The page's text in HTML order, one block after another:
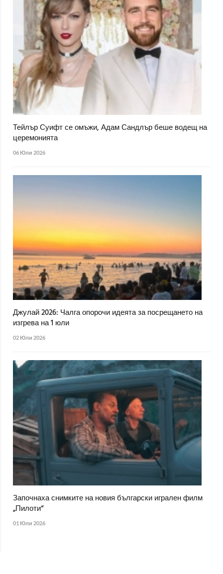
Тейлър Суифт се омъжи, Адам Сандлър беше водещ на
церемонията
06 Юли 2026
Джулай 2026: Чалга опорочи идеята за посрещането на
изгрева на 1 юли
02 Юли 2026
Започнаха снимките на новия български игрален филм
„Пилоти“
01 Юли 2026